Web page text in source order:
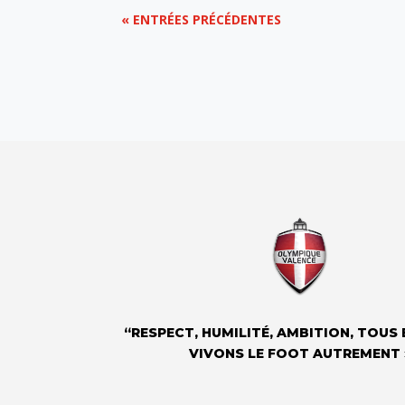
« ENTRÉES PRÉCÉDENTES
“RESPECT, HUMILITÉ, AMBITION, TOUS
VIVONS LE FOOT AUTREMENT